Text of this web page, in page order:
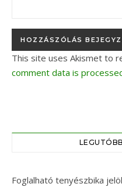
This site uses Akismet to
comment data is
Foglalható tenyészbika